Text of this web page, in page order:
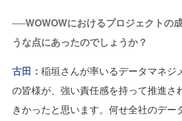
──WOWOWにおけるプロジェクトの
うな点にあったのでしょうか？
古田： 稲垣さんが率いるデータマネジ
の皆様が、強い責任感を持って推進さ
きかったと思います。何せ全社のデー